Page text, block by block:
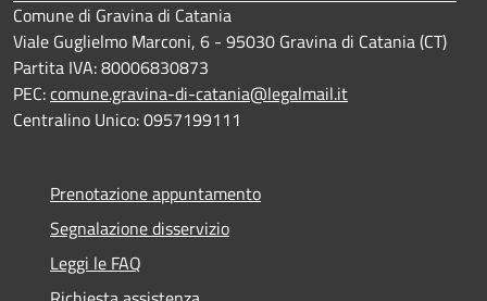
Comune di Gravina di Catania
Viale Guglielmo Marconi, 6 - 95030 Gravina di Catania (CT)
Partita IVA: 80006830873
PEC:comune.gravina-di-catania@legalmail.it
Centralino Unico: 0957199111
Prenotazione appuntamento
Segnalazione disservizio
Leggi le FAQ